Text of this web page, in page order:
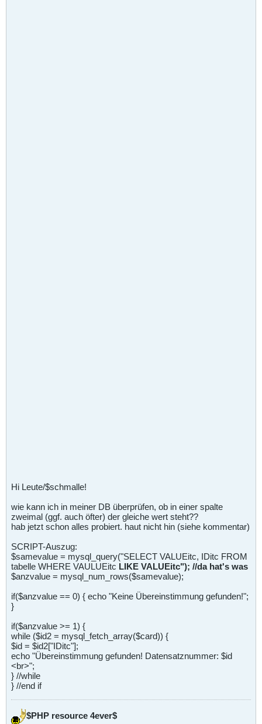
Hi Leute/$schmalle!
wie kann ich in meiner DB überprüfen, ob in einer spalte
zweimal (ggf. auch öfter) der gleiche wert steht??
hab jetzt schon alles probiert. haut nicht hin (siehe kommentar)
SCRIPT-Auszug:
$samevalue = mysql_query("SELECT VALUEitc, IDitc FROM
tabelle WHERE VAULUEitc LIKE VALUEitc"); //da hat's was
$anzvalue = mysql_num_rows($samevalue);
if($anzvalue == 0) { echo "Keine Übereinstimmung gefunden!";
}
if($anzvalue >= 1) {
while ($id2 = mysql_fetch_array($card)) {
$id = $id2["IDitc"];
echo "Übereinstimmung gefunden! Datensatznummer: $id
<br>";
} //while
} //end if
$PHP resource 4ever$